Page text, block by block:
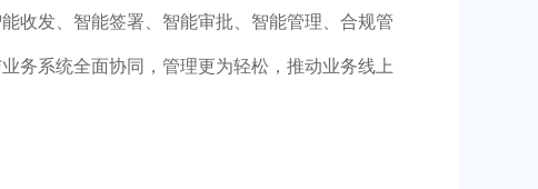
收发、智能签署、智能审批、智能管理、合规管
务系统全面协同，管理更为轻松，推动业务线上